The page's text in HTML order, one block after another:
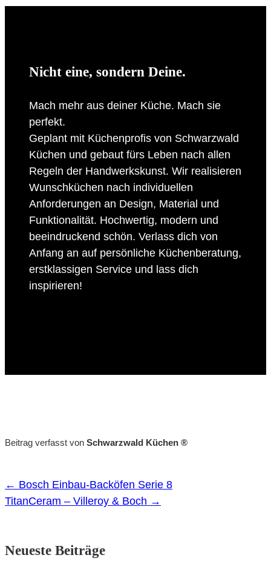
Nicht eine, sondern Deine.
Mach mehr aus deiner Küche. Mach sie
perfekt.
Geplant mit Küchenprofis von Schwarzwald
Küchen und gebaut fürs Leben nach allen
Regeln der Handwerkskunst. Wir realisieren
Wunschküchen nach individuellen
Anforderungen an Design, Material und
Funktionalität. Hochwertig, modern und
beeindruckend schön. Verlass dich von
Anfang an auf persönliche Küchenberatung,
erstklassigen Service und lass dich
inspirieren!
Beitrag verfasst von Schwarzwald Küchen ®
navigation
← Bosch Einbau-Backöfen Serie 8
TitanCeram – Villeroy & Boch →
Neueste Beiträge